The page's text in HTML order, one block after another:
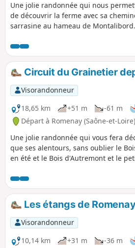
Une jolie randonnée qui nous
de découvrir la ferme avec sa
sarrasine au hameau de Montalibord
crocher 1 km aller/retour. Sur le
parcours, d'autres étangs et une
pancarte qui parle d'un ancien moulin
sur l'Étang Morel.
Circuit du Grainetier
Visorandonneur
18,65 km
+51 m -61 m
Départ à Romenay (Saône-et-Loire)
Une jolie randonnée qui vous fera
que ses alentours, sans oublier le
en été et le Bois d'Autremont et le
Les étangs de Romenay
Visorandonneur
10,14 km
+31 m -36 m